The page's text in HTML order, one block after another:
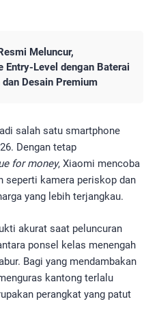
Meluncur,
Entry-Level dengan Baterai
Desain Premium
salah satu smartphone
Dengan tetap
for money, Xiaomi mencoba
seperti kamera periskop dan
yang lebih terjangkau.
akurat saat peluncuran
ponsel kelas menengah
Bagi yang mendambakan
kantong terlalu
perangkat yang patut